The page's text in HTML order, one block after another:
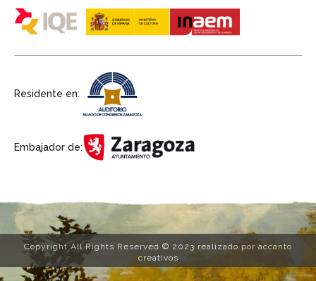
Residente en:
Embajador de:
Copyright All Rights Reserved © 2023 realizado por accanto
creativos